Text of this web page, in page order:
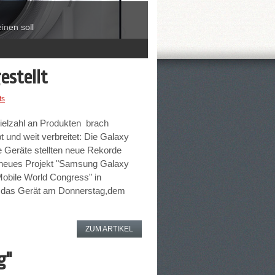
soll
an Produkten brach
und weit verbreitet: Die Galaxy
stellten neue Rekorde
Projekt "Samsung Galaxy
World Congress" in
Gerät am Donnerstag,dem
ZUM ARTIKEL